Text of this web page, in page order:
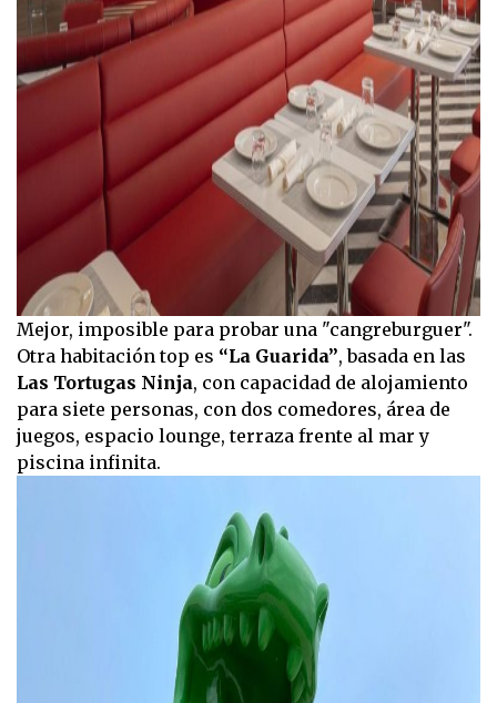
Mejor, imposible para probar una "cangreburguer".
Otra habitación top es “La Guarida”, basada en las
Las Tortugas Ninja, con capacidad de alojamiento
para siete personas, con dos comedores, área de
juegos, espacio lounge, terraza frente al mar y
piscina infinita.